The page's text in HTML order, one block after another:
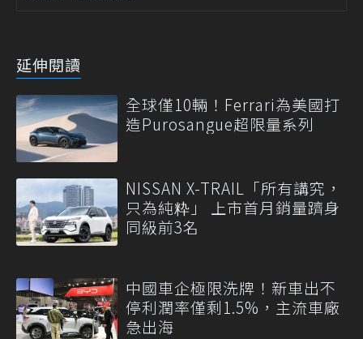
延伸閱讀
全球僅10輛！Ferrari為美國打
造Purosangue超限量系列
NISSAN X-TRAIL「所有講究，
只為純粋」 上市首月銷量躋身
同級前3名
中國車企極限洗牌！新車出不
停利潤率僅剩1.5%，主流車廠
急出海